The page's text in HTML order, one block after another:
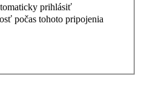
prihlásiť
počas tohoto pripojenia